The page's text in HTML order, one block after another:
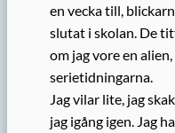
en vecka till,
slutat i skolan. De
om jag vore en
serietidningarna.
Jag vilar lite, jag
jag igång igen. Jag